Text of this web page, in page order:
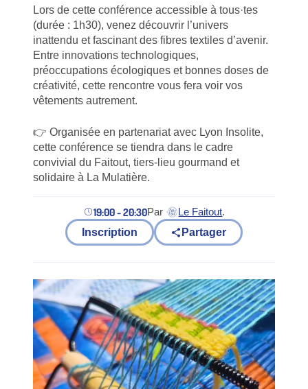
Lors de cette conférence accessible à tous·tes
(durée : 1h30), venez découvrir l’univers
inattendu et fascinant des fibres textiles d’avenir.
Entre innovations technologiques,
préoccupations écologiques et bonnes doses de
créativité, cette rencontre vous fera voir vos
vêtements autrement.
👉 Organisée en partenariat avec Lyon Insolite,
cette conférence se tiendra dans le cadre
convivial du Faitout, tiers-lieu gourmand et
solidaire à La Mulatière.
19:00 - 20:30Par Le Faitout
(nouvel onglet)
.
Inscription
Partager